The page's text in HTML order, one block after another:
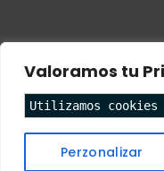
Valoramos tu
Utilizamos
Perzonalizar